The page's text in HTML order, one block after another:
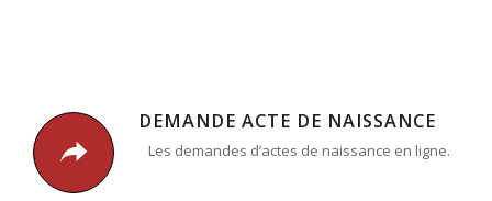
DEMANDE ACTE DE NAISSANCE
Les demandes d’actes de naissance en ligne.